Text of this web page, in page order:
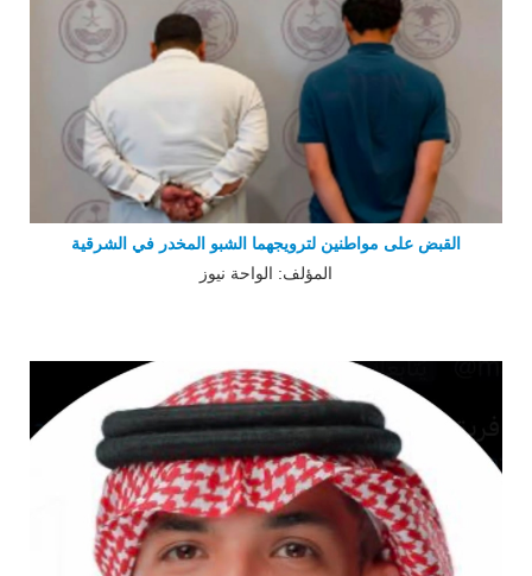
القبض على مواطنين لترويجهما الشبو المخدر في الشرقية
المؤلف: الواحة نيوز